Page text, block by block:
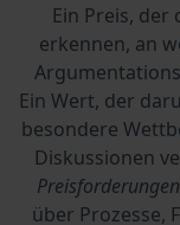
Ein Preis,
erkennen, an
Ein Wert, der
besondere
Diskussionen
über Prozesse,